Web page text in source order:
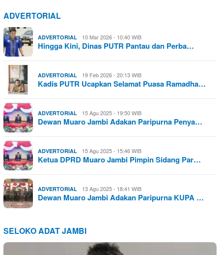
ADVERTORIAL
ADVERTORIAL 10 Mar 2026 - 10:40 WIB
Hingga Kini, Dinas PUTR Pantau dan Perba…
ADVERTORIAL 19 Feb 2026 - 20:13 WIB
Kadis PUTR Ucapkan Selamat Puasa Ramadha…
ADVERTORIAL 15 Agu 2025 - 19:50 WIB
Dewan Muaro Jambi Adakan Paripurna Penya…
ADVERTORIAL 15 Agu 2025 - 15:46 WIB
Ketua DPRD Muaro Jambi Pimpin Sidang Par…
ADVERTORIAL 13 Agu 2025 - 18:41 WIB
Dewan Muaro Jambi Adakan Paripurna KUPA …
SELOKO ADAT JAMBI